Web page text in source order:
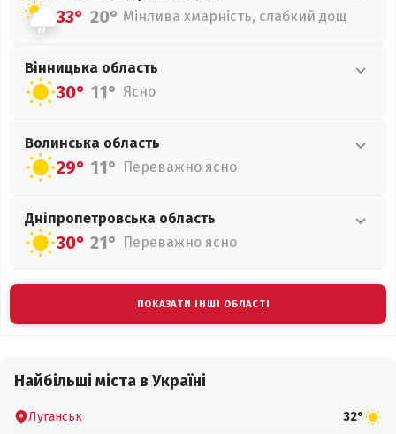
33° 20° Мінлива хмарність, слабкий дощ
Вінницька область
30° 11° Ясно
Волинська область
29° 11° Переважно ясно
Дніпропетровська область
30° 21° Переважно ясно
ПОКАЗАТИ ІНШІ ОБЛАСТІ
Найбільші міста в Україні
Луганськ 32°